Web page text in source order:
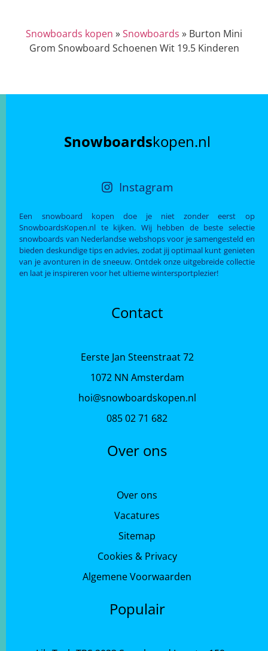
Snowboards kopen »Snowboards » Burton Mini
Grom Snowboard Schoenen Wit 19.5 Kinderen
Snowboardskopen.nl
Instagram
Een snowboard kopen doe je niet zonder eerst op
SnowboardsKopen.nl te kijken. Wij hebben de beste selectie
snowboards van Nederlandse webshops voor je samengesteld en
bieden deskundige tips en advies, zodat jij optimaal kunt genieten
van je avonturen in de sneeuw. Ontdek onze uitgebreide collectie
en laat je inspireren voor het ultieme wintersportplezier!
Contact
Eerste Jan Steenstraat 72
1072 NN Amsterdam
hoi@snowboardskopen.nl
085 02 71 682
Over ons
Over ons
Vacatures
Sitemap
Cookies & Privacy
Algemene Voorwaarden
Populair